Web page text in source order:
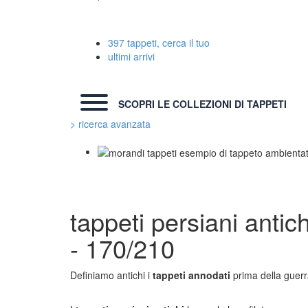
397 tappeti, cerca il tuo
ultimi arrivi
SCOPRI LE COLLEZIONI DI TAPPETI
> ricerca avanzata
Bhadohi Moderni
Kala Laie
Reloaded
Tappeti Moderni Collezione Morandi
tappeti persiani
- 170/210
Definiamo antichi i tappeti annodati prima della